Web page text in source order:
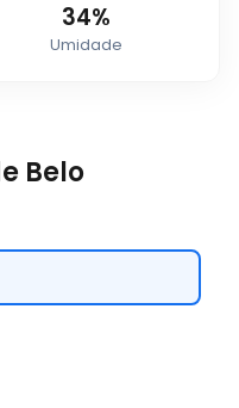
34%
Umidade
Belo